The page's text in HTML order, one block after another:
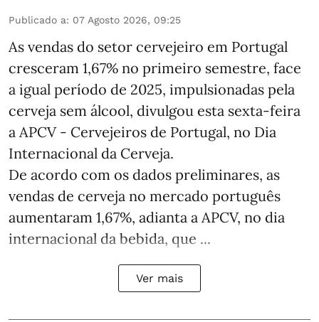
Publicado a: 07 Agosto 2026, 09:25
As vendas do setor cervejeiro em Portugal
cresceram 1,67% no primeiro semestre, face
a igual período de 2025, impulsionadas pela
cerveja sem álcool, divulgou esta sexta-feira
a APCV - Cervejeiros de Portugal, no Dia
Internacional da Cerveja.
De acordo com os dados preliminares, as
vendas de cerveja no mercado português
aumentaram 1,67%, adianta a APCV, no dia
internacional da bebida, que ...
Ver mais